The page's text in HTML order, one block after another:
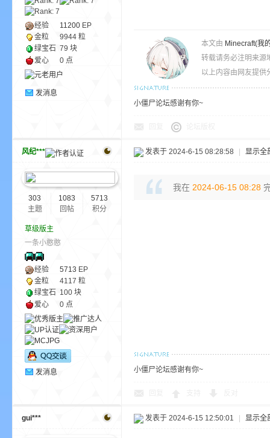
经验 11200 EP
金粒
9944 粒
绿宝石 79 块
爱心
0 点
发消息
本文由 Minecraft(我
转载请务必注明来源
以上内容由网友提供
小僵尸论坛感谢有你~
风纪***
303
主题
1083
回帖
5713
积分
草级版主
一条小憨憨
经验 5713 EP
金粒
4117 粒
绿宝石 100 块
爱心
0 点
发消息
发表于 2024-6-15 08:28:58 显示全
我在 2024-06-15 08:28
小僵尸论坛感谢有你~
gui*** 发表于 2024-6-15 12:50:01 显示全